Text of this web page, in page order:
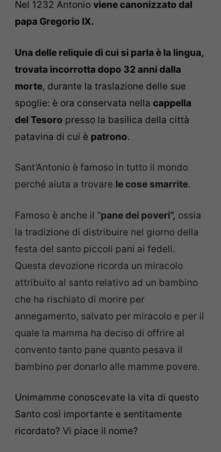
Nel 1232 Antonio viene canonizzato dal
papa Gregorio IX.
Una delle reliquie di cui si parla è la lingua,
trovata incorrotta dopo 32 anni dalla
morte, durante la traslazione delle sue
spoglie: è ora conservata nella cappella
del Tesoro presso la basilica della città
patavina di cui è patrono.
Sant’Antonio è famoso in tutto il mondo
perché aiuta a trovare le cose smarrite.
Famoso è anche il “pane dei poveri”, ossia
la tradizione di distribuire nel giorno della
festa del santo piccoli pani ai fedeli.
Questa devozione ricorda un miracolo
attribuito al santo relativo ad un bambino
che ha rischiato di morire per
annegamento, salvato per miracolo e per il
quale la mamma ha deciso di offrire al
convento tanto pane quanto pesava il
bambino per donarlo alle mamme povere.
Unimamme conoscevate la vita di questo
Santo così importante e sentitamente
ricordato? Vi piace il nome?